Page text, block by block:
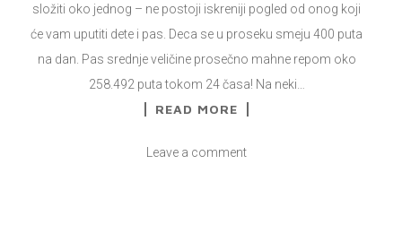
složiti oko jednog – ne postoji iskreniji pogled od onog koji
će vam uputiti dete i pas. Deca se u proseku smeju 400 puta
na dan. Pas srednje veličine prosečno mahne repom oko
258.492 puta tokom 24 časa! Na neki…
READ MORE
Leave a comment